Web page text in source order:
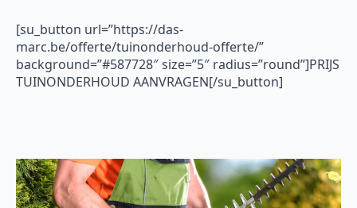
[su_button url=”https://das-
marc.be/offerte/tuinonderhoud-offerte/”
background=”#587728″ size=”5″ radius=”round”]PRIJS
TUINONDERHOUD AANVRAGEN[/su_button]